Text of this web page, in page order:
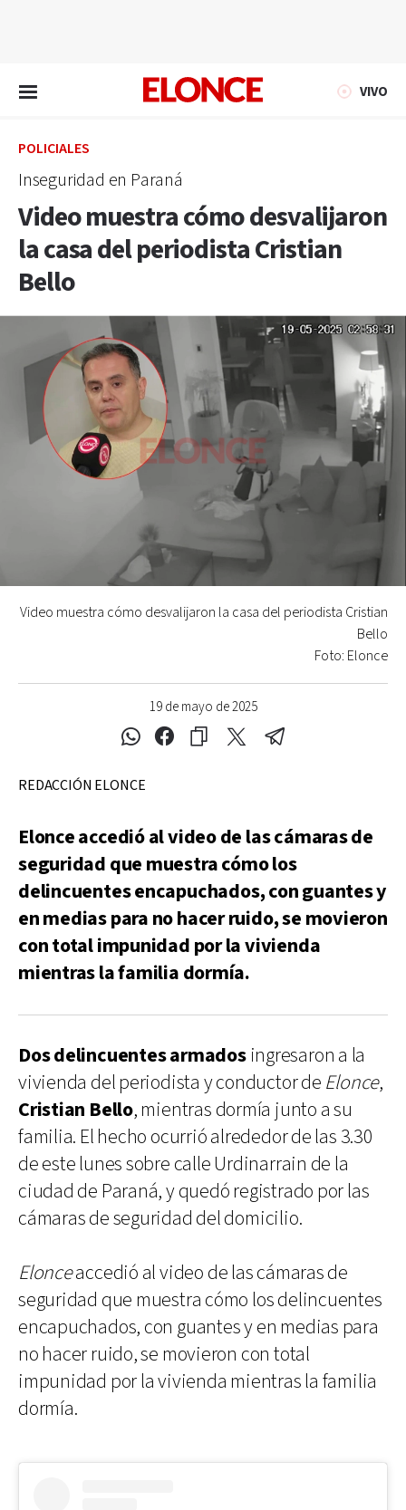
VIVO
POLICIALES
Inseguridad en Paraná
Video muestra cómo desvalijaron
la casa del periodista Cristian
Bello
19 de mayo de 2025
Video muestra cómo desvalijaron la casa del periodista Cristian
Bello
Foto: Elonce
REDACCIÓN ELONCE
Elonce accedió al video de las cámaras de
seguridad que muestra cómo los
delincuentes encapuchados, con guantes y
en medias para no hacer ruido, se movieron
con total impunidad por la vivienda
mientras la familia dormía.
Dos delincuentes armadosingresaron a la
vivienda del periodista y conductor de Elonce,
Cristian Bello, mientras dormía junto a su
familia. El hecho ocurrió alrededor de las 3.30
de este lunes sobre calle Urdinarrain de la
ciudad de Paraná, y quedó registrado por las
cámaras de seguridad del domicilio.
Elonceaccedió al video de las cámaras de
seguridad que muestra cómo los delincuentes
encapuchados, con guantes y en medias para
no hacer ruido, se movieron con total
impunidad por la vivienda mientras la familia
dormía.